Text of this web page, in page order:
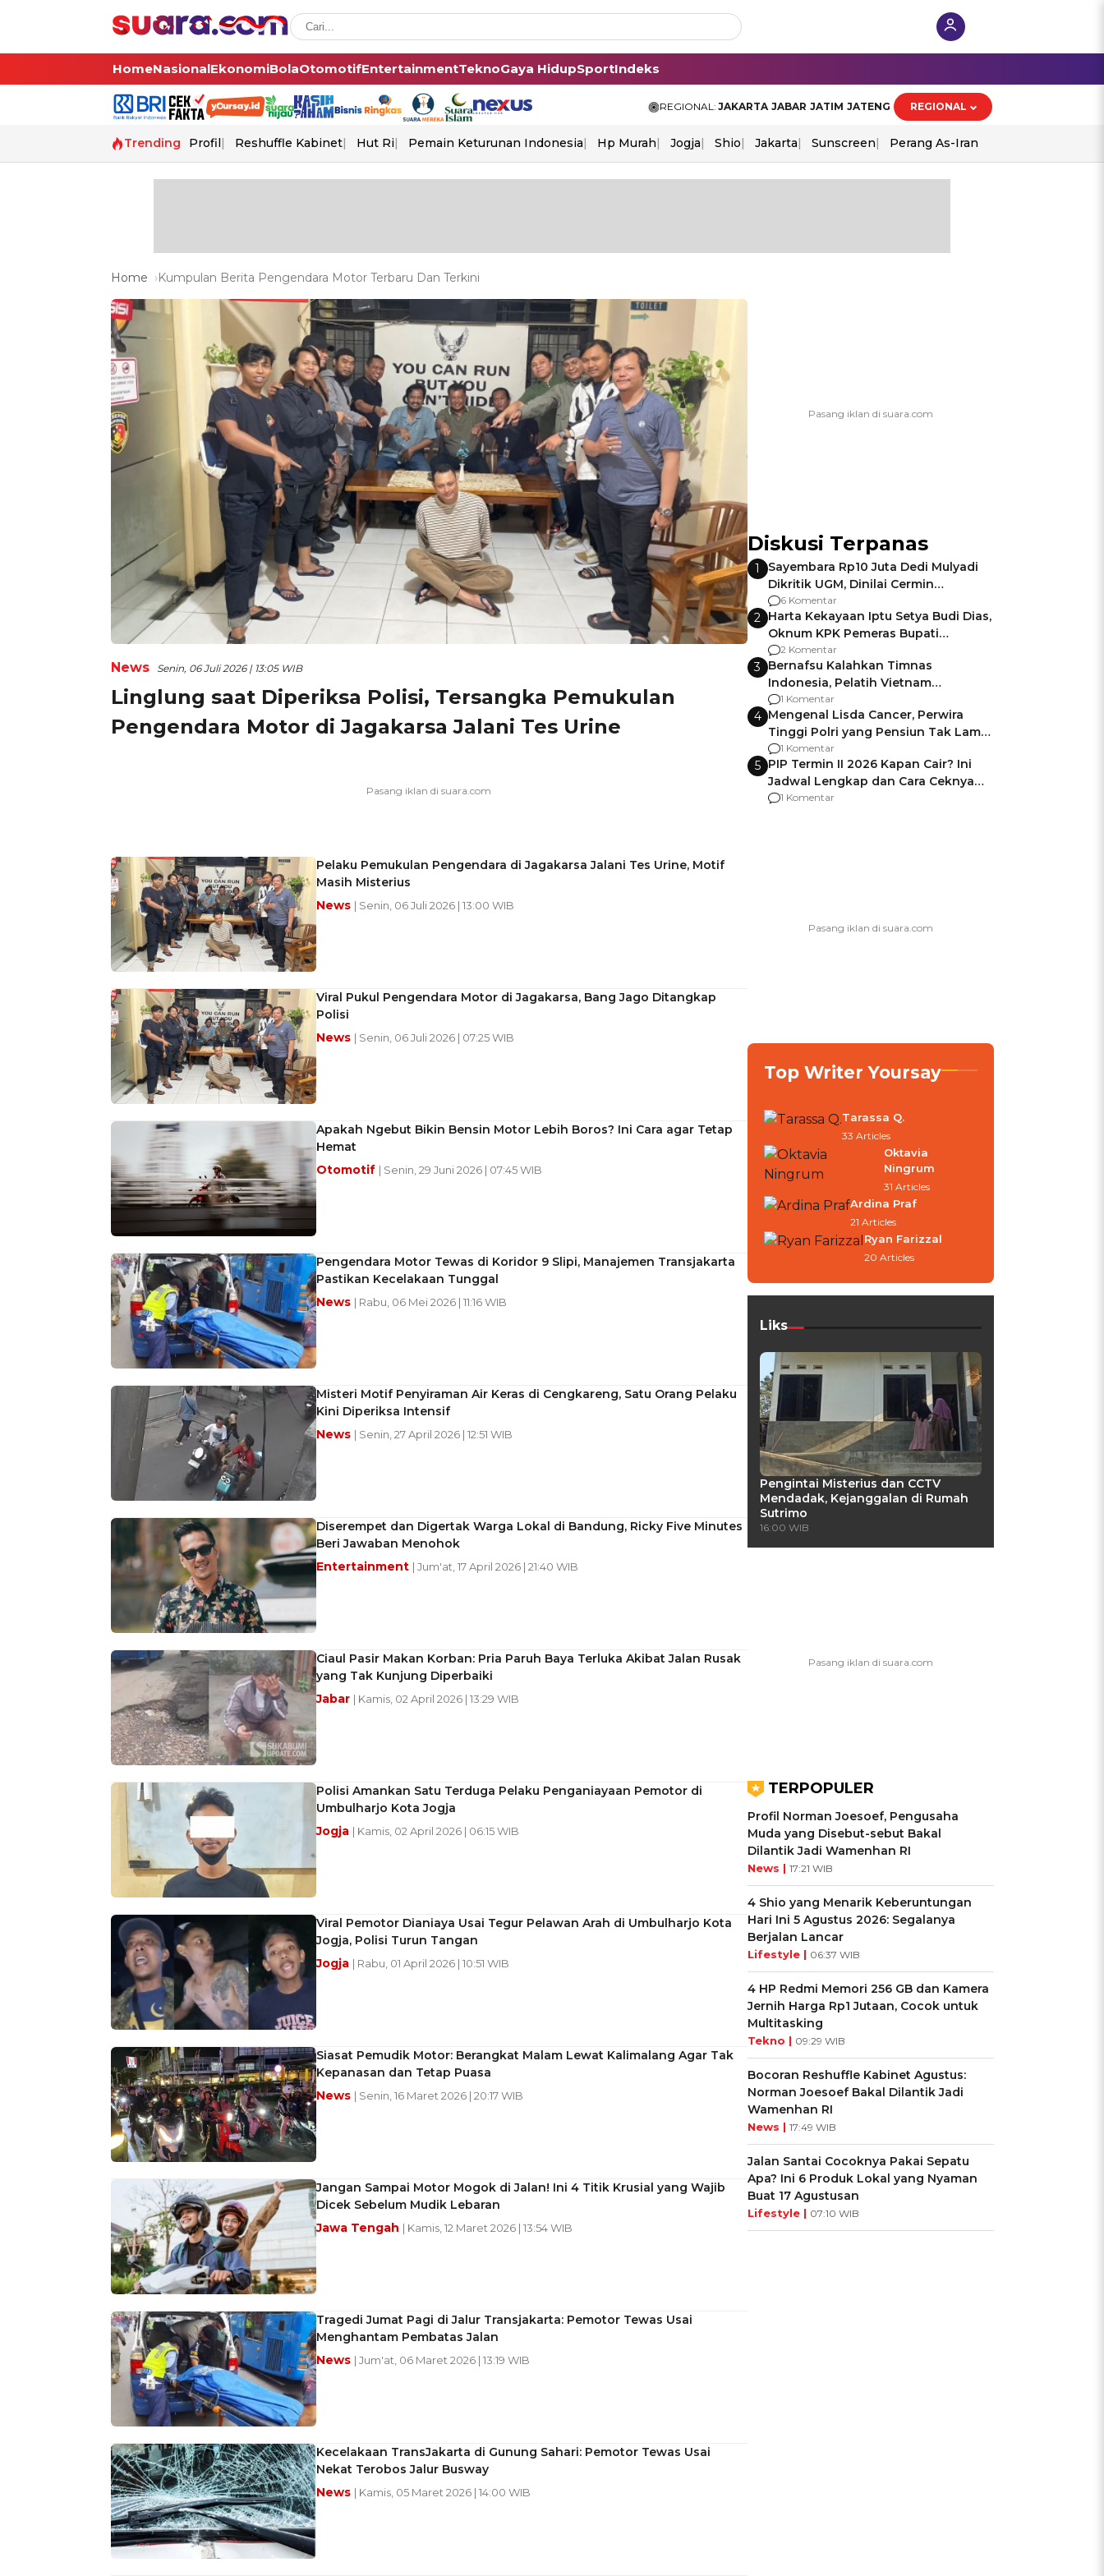
HomeNasionalEkonomiBolaOtomotifEntertainmentTeknoGaya HidupSportIndeks
REGIONAL: JAKARTA JABAR JATIM JATENG REGIONAL
Trending Profil Reshuffle Kabinet Hut Ri Pemain Keturunan Indonesia Hp Murah Jogja Shio Jakarta Sunscreen Perang As-Iran
Home Kumpulan Berita Pengendara Motor Terbaru Dan Terkini
News Senin, 06 Juli 2026 | 13:05 WIB
Linglung saat Diperiksa Polisi, Tersangka Pemukulan
Pengendara Motor di Jagakarsa Jalani Tes Urine
Pelaku Pemukulan Pengendara di Jagakarsa Jalani Tes Urine, Motif
Masih Misterius
News | Senin, 06 Juli 2026 | 13:00 WIB
Viral Pukul Pengendara Motor di Jagakarsa, Bang Jago Ditangkap
Polisi
News | Senin, 06 Juli 2026 | 07:25 WIB
Apakah Ngebut Bikin Bensin Motor Lebih Boros? Ini Cara agar Tetap
Hemat
Otomotif | Senin, 29 Juni 2026 | 07:45 WIB
Pengendara Motor Tewas di Koridor 9 Slipi, Manajemen Transjakarta
Pastikan Kecelakaan Tunggal
News | Rabu, 06 Mei 2026 | 11:16 WIB
Misteri Motif Penyiraman Air Keras di Cengkareng, Satu Orang Pelaku
Kini Diperiksa Intensif
News | Senin, 27 April 2026 | 12:51 WIB
Diserempet dan Digertak Warga Lokal di Bandung, Ricky Five Minutes
Beri Jawaban Menohok
Entertainment | Jum'at, 17 April 2026 | 21:40 WIB
Ciaul Pasir Makan Korban: Pria Paruh Baya Terluka Akibat Jalan Rusak
yang Tak Kunjung Diperbaiki
Jabar | Kamis, 02 April 2026 | 13:29 WIB
Polisi Amankan Satu Terduga Pelaku Penganiayaan Pemotor di
Umbulharjo Kota Jogja
Jogja | Kamis, 02 April 2026 | 06:15 WIB
Viral Pemotor Dianiaya Usai Tegur Pelawan Arah di Umbulharjo Kota
Jogja, Polisi Turun Tangan
Jogja | Rabu, 01 April 2026 | 10:51 WIB
Siasat Pemudik Motor: Berangkat Malam Lewat Kalimalang Agar Tak
Kepanasan dan Tetap Puasa
News | Senin, 16 Maret 2026 | 20:17 WIB
Jangan Sampai Motor Mogok di Jalan! Ini 4 Titik Krusial yang Wajib
Dicek Sebelum Mudik Lebaran
Jawa Tengah | Kamis, 12 Maret 2026 | 13:54 WIB
Tragedi Jumat Pagi di Jalur Transjakarta: Pemotor Tewas Usai
Menghantam Pembatas Jalan
News | Jum'at, 06 Maret 2026 | 13:19 WIB
Kecelakaan TransJakarta di Gunung Sahari: Pemotor Tewas Usai
Nekat Terobos Jalur Busway
News | Kamis, 05 Maret 2026 | 14:00 WIB
Diskusi Terpanas
1
Sayembara Rp10 Juta Dedi Mulyadi
Dikritik UGM, Dinilai Cermin
Gagalnya Negara Jamin Keamanan
6 Komentar
2 Harta Kekayaan Iptu Setya Budi Dias,
Oknum KPK Pemeras Bupati
Pemalang
2 Komentar
3 Bernafsu Kalahkan Timnas
Indonesia, Pelatih Vietnam
Berencana Pakai Jimat di Pakansari
1 Komentar
4 Mengenal Lisda Cancer, Perwira
Tinggi Polri yang Pensiun Tak Lama
Usai Jadi Brigjen
1 Komentar
5 PIP Termin II 2026 Kapan Cair? Ini
Jadwal Lengkap dan Cara Ceknya
agar Dana Tidak Hangus!
1 Komentar
Top Writer Yoursay
Tarassa Q.
33 Articles
Oktavia
Ningrum
31 Articles
Ardina Praf
21 Articles
Ryan Farizzal
20 Articles
Liks
Pengintai Misterius dan CCTV
Mendadak, Kejanggalan di Rumah
Sutrimo
16:00 WIB
TERPOPULER
Profil Norman Joesoef, Pengusaha
Muda yang Disebut-sebut Bakal
Dilantik Jadi Wamenhan RI
News | 17:21 WIB
4 Shio yang Menarik Keberuntungan
Hari Ini 5 Agustus 2026: Segalanya
Berjalan Lancar
Lifestyle | 06:37 WIB
4 HP Redmi Memori 256 GB dan Kamera
Jernih Harga Rp1 Jutaan, Cocok untuk
Multitasking
Tekno | 09:29 WIB
Bocoran Reshuffle Kabinet Agustus:
Norman Joesoef Bakal Dilantik Jadi
Wamenhan RI
News | 17:49 WIB
Jalan Santai Cocoknya Pakai Sepatu
Apa? Ini 6 Produk Lokal yang Nyaman
Buat 17 Agustusan
Lifestyle | 07:10 WIB